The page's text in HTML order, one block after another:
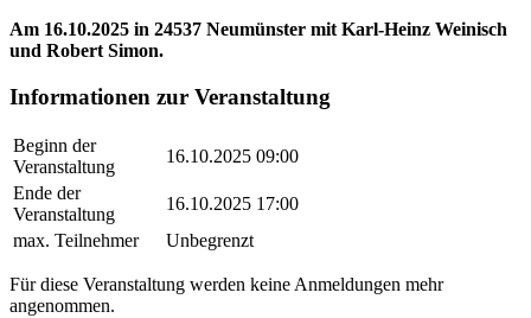
Am 16.10.2025 in 24537 Neumünster mit Karl-Heinz Weinisch
und Robert Simon.
Informationen zur Veranstaltung
Beginn der
Veranstaltung
16.10.2025 09:00
Ende der
Veranstaltung
16.10.2025 17:00
max. Teilnehmer
Unbegrenzt
Für diese Veranstaltung werden keine Anmeldungen mehr
angenommen.